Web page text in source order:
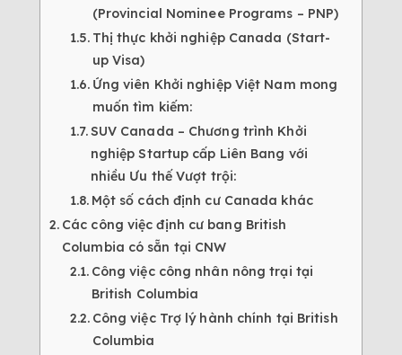
(Provincial Nominee Programs – PNP)
Thị thực khởi nghiệp Canada (Start-
up Visa)
Ứng viên Khởi nghiệp Việt Nam mong
muốn tìm kiếm:
SUV Canada – Chương trình Khởi
nghiệp Startup cấp Liên Bang với
nhiều Ưu thế Vượt trội:
Một số cách định cư Canada khác
Các công việc định cư bang British
Columbia có sẵn tại CNW
Công việc công nhân nông trại tại
British Columbia
Công việc Trợ lý hành chính tại British
Columbia